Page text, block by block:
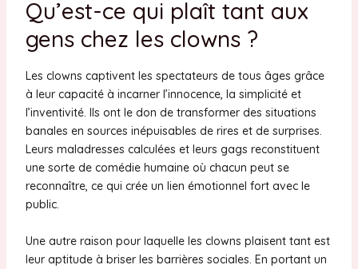
Qu’est-ce qui plaît tant aux
gens chez les clowns ?
Les clowns captivent les spectateurs de tous âges grâce
à leur capacité à incarner l’innocence, la simplicité et
l’inventivité. Ils ont le don de transformer des situations
banales en sources inépuisables de rires et de surprises.
Leurs maladresses calculées et leurs gags reconstituent
une sorte de comédie humaine où chacun peut se
reconnaître, ce qui crée un lien émotionnel fort avec le
public.
Une autre raison pour laquelle les clowns plaisent tant est
leur aptitude à briser les barrières sociales. En portant un